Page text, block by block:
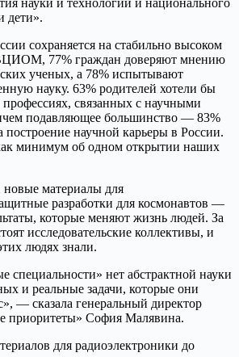
дети».
сохраняется на стабильно высоком
77% граждан доверяют мнению
ученых, а 78% испытывают
науку. 63% родителей хотели бы
профессиях, связанных с научными
подавляющее большинство — 83%
научной карьеры в России.
минимум об одном открытии наших
материалы для
разработки для космонавтов —
которые меняют жизнь людей. За
исследовательские коллективы, и
людях знали.
нет абстрактной науки
и реальные задачи, которые они
— сказала генеральный директор
София Малявина.
для радиоэлектроники до